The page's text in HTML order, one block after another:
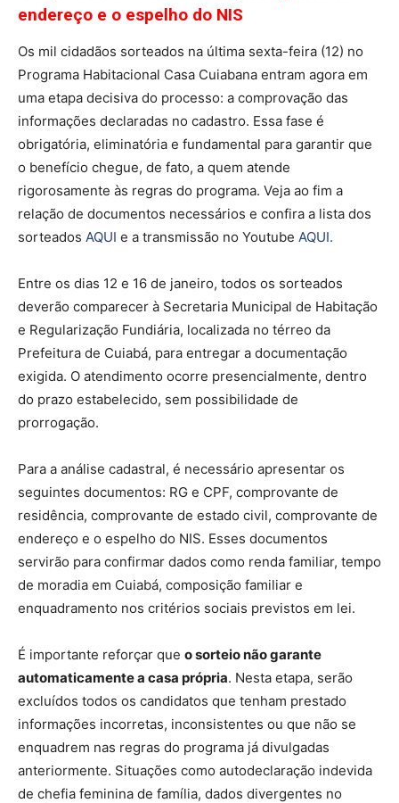
endereço e o espelho do NIS
Os mil cidadãos sorteados na última sexta-feira (12) no
Programa Habitacional Casa Cuiabana entram agora em
uma etapa decisiva do processo: a comprovação das
informações declaradas no cadastro. Essa fase é
obrigatória, eliminatória e fundamental para garantir que
o benefício chegue, de fato, a quem atende
rigorosamente às regras do programa. Veja ao fim a
relação de documentos necessários e confira a lista dos
sorteados AQUI e a transmissão no Youtube AQUI.
Entre os dias 12 e 16 de janeiro, todos os sorteados
deverão comparecer à Secretaria Municipal de Habitação
e Regularização Fundiária, localizada no térreo da
Prefeitura de Cuiabá, para entregar a documentação
exigida. O atendimento ocorre presencialmente, dentro
do prazo estabelecido, sem possibilidade de
prorrogação.
Para a análise cadastral, é necessário apresentar os
seguintes documentos: RG e CPF, comprovante de
residência, comprovante de estado civil, comprovante de
endereço e o espelho do NIS. Esses documentos
servirão para confirmar dados como renda familiar, tempo
de moradia em Cuiabá, composição familiar e
enquadramento nos critérios sociais previstos em lei.
É importante reforçar que o sorteio não garante
automaticamente a casa própria. Nesta etapa, serão
excluídos todos os candidatos que tenham prestado
informações incorretas, inconsistentes ou que não se
enquadrem nas regras do programa já divulgadas
anteriormente. Situações como autodeclaração indevida
de chefia feminina de família, dados divergentes no